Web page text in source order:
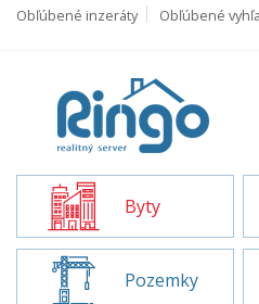
Obľúbené inzeráty Obľúbené
Byty
Pozemky